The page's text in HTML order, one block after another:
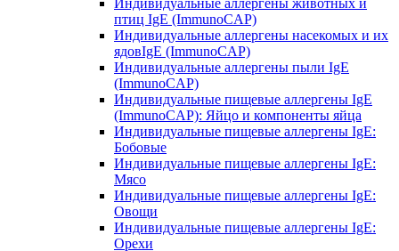
Индивидуальные аллергены животных и
птиц IgE (ImmunoCAP)
Индивидуальные аллергены насекомых и их
ядовIgE (ImmunoCAP)
Индивидуальные аллергены пыли IgE
(ImmunoCAP)
Индивидуальные пищевые аллергены IgE
(ImmunoCAP): Яйцо и компоненты яйца
Индивидуальные пищевые аллергены IgE:
Бобовые
Индивидуальные пищевые аллергены IgE:
Мясо
Индивидуальные пищевые аллергены IgE:
Овощи
Индивидуальные пищевые аллергены IgE:
Орехи